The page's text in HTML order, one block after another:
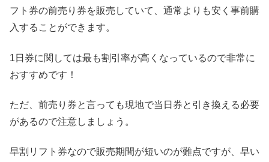
フト券の前売り券を販売していて、通常よりも安く事前購
入することができます。
1日券に関しては最も割引率が高くなっているので非常に
おすすめです！
ただ、前売り券と言っても現地で当日券と引き換える必要
があるので注意しましょう。
早割リフト券なので販売期間が短いのが難点ですが、早い